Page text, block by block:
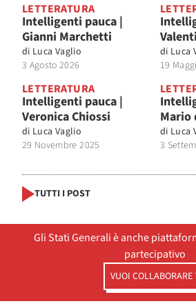
LETTERATURA
Intelligenti pauca |
Gianni Marchetti
di Luca Vaglio
3 Agosto 2026
di Luca
19
LETTERATURA
Intelligenti pauca |
Veronica Chiossi
di Luca Vaglio
29 Novembre 2025
Mario
di Luca
3
TUTTI I POST
Gli Stati Generali è anche
partecipativo
VUOI COLLABORARE